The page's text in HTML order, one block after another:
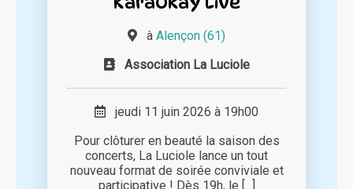
à Alençon (61)
Association La Luciole
jeudi 11 juin 2026 à 19h00
Pour clôturer en beauté la saison des
concerts, La Luciole lance un tout
nouveau format de soirée conviviale et
participative ! Dès 19h, le [...]